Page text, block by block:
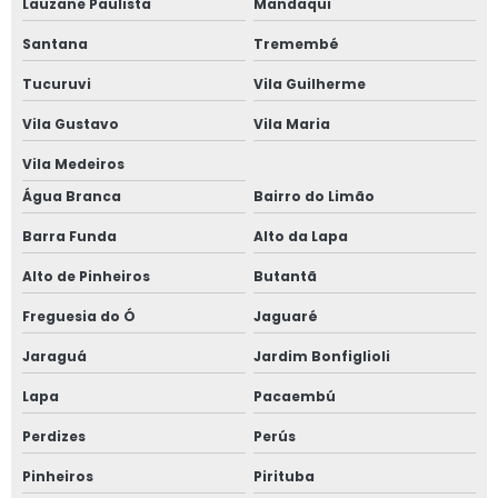
Fabricante de janela vidro multilaminado
Fabricante de portas e janelas de alumínio
Fornecedor de esquadrias de alto padrão
Fornecedor de esquadrias de alumínio
Fornecedor de janela de alumínio sobreposta
Fornecedor de janela anti ruído
Fornecedor de janela sobreposta
Fornecedor de janela sobreposta de correr
Fornecedor de janela sobreposta de giro
Lauzane Paulista Mandaqui
Santana Tremembé
Tucuruvi Vila Guilherme
Vila Gustavo Vila Maria
Vila Medeiros
Água Branca
Bairro do Limão
Barra Funda Alto da Lapa
Alto de Pinheiros Butantã
Freguesia do Ó Jaguaré
Jaraguá Jardim Bonfiglioli
Lapa Pacaembú
Perdizes Perús
Pinheiros Pirituba